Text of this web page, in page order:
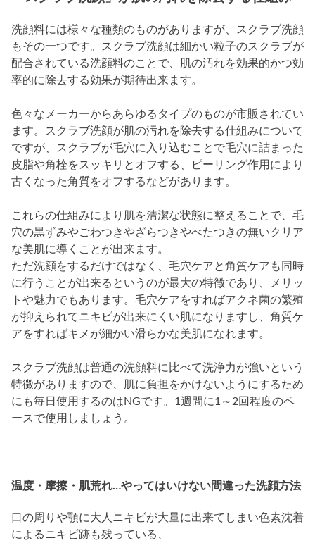
洗顔料には様々な種類のものがありますが、スクラブ洗顔
もその一つです。スクラブ洗顔は細かい粒子のスクラブが
配合されている洗顔料のことで、肌の汚れを効果的かつ効
率的に除去する効果が期待出来ます。
色々なメーカーからあらゆるタイプのものが市販されてい
ます。スクラブ洗顔が肌の汚れを除去する仕組みについて
ですが、スクラブが毛穴に入り込むことで毛穴に詰まった
皮脂や角栓をスッキリとオフする、ピーリング作用により
古くなった角質をオフするなどがあります。
これらの仕組みにより肌を清潔な状態に整えることで、毛
穴の黒ずみやごわつきやざらつきやべたつきの無いクリア
な美肌に導くことが出来ます。
ただ洗顔をするだけではなく、毛穴ケアと角質ケアも同時
に行うことが出来るというのが最大の特徴であり、メリッ
トや魅力でもあります。毛穴ケアをすればアクネ菌の繁殖
が抑えられてニキビが出来にくい肌になりますし、角質ケ
アをすればキメが細かい滑らかな美肌になれます。
スクラブ洗顔は普通の洗顔料に比べて洗浄力が強いという
特徴がありますので、肌に負担をかけないようにするため
にも毎日使用するのはNGです。1週間に1～2回程度のペ
ースで使用しましょう。
温度・摩擦・肌荒れ…やってはいけない間違った洗顔方法
口の周りや顎に大人ニキビが大量に出来てしまい色素沈着
によるニキビ跡も残っている、